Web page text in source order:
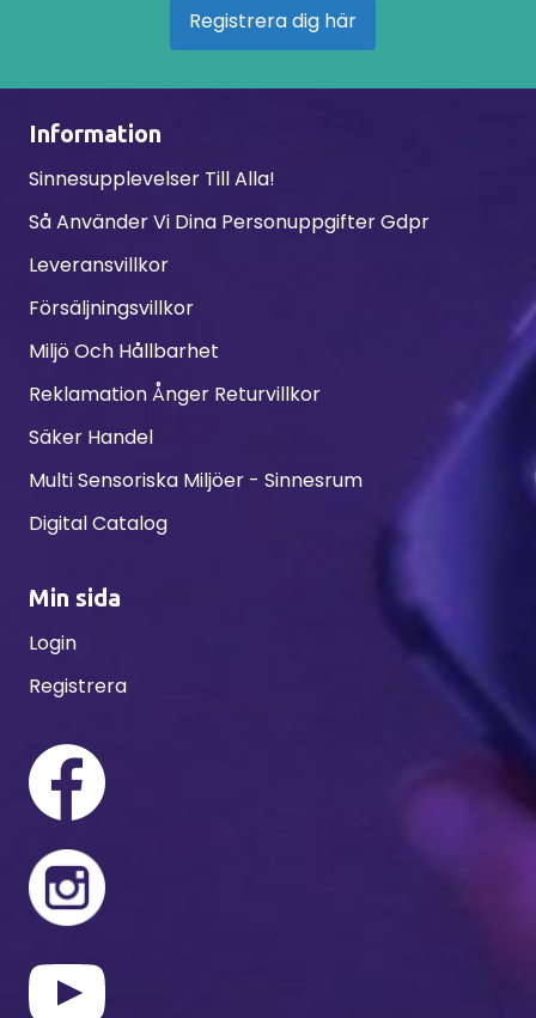
Registrera dig här
Information
Sinnesupplevelser Till Alla!
Så Använder Vi Dina Personuppgifter Gdpr
Leveransvillkor
Försäljningsvillkor
Miljö Och Hållbarhet
Reklamation Ånger Returvillkor
Säker Handel
Multi Sensoriska Miljöer - Sinnesrum
Digital Catalog
Min sida
Login
Registrera